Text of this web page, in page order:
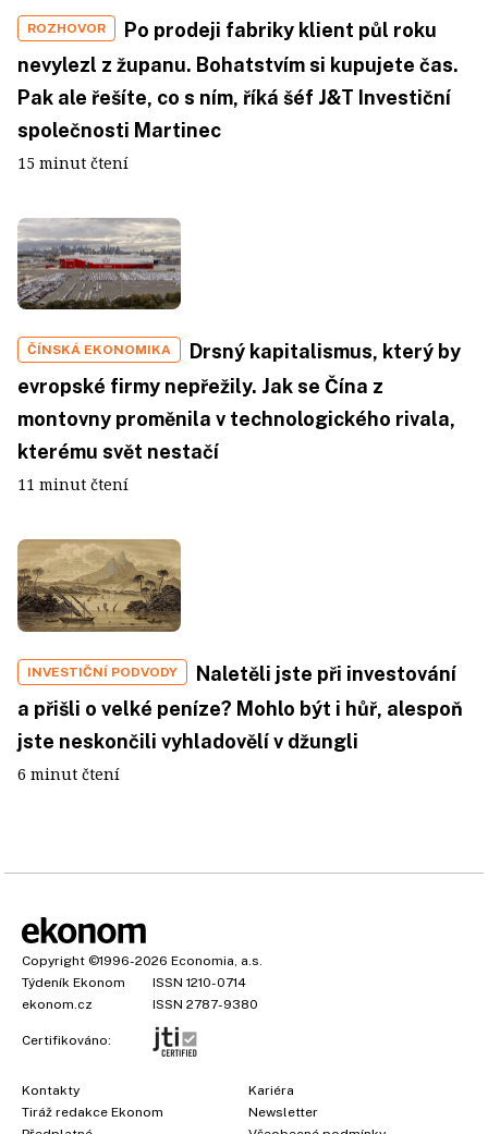
ROZHOVOR
Po prodeji fabriky klient půl roku
nevylezl z županu. Bohatstvím si kupujete čas.
Pak ale řešíte, co s ním, říká šéf J&T Investiční
společnosti Martinec
15 minut čtení
ČÍNSKÁ EKONOMIKA
Drsný kapitalismus, který by
evropské firmy nepřežily. Jak se Čína z
montovny proměnila v technologického rivala,
kterému svět nestačí
11 minut čtení
INVESTIČNÍ PODVODY
Naletěli jste při investování
a přišli o velké peníze? Mohlo být i hůř, alespoň
jste neskončili vyhladovělí v džungli
6 minut čtení
Copyright ©1996-2026 Economia, a.s.
Týdeník Ekonom
ISSN 1210-0714
ekonom.cz
ISSN 2787-9380
Certifikováno:
Kontakty
Tiráž redakce Ekonom
Kariéra
Newsletter